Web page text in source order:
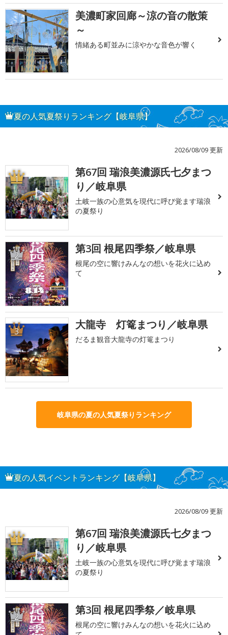
美濃町家回廊～涼の音の散策
～
情緒ある町並みに涼やかな音色が響く
夏の人気夏祭りランキング【岐阜県】
2026/08/09 更新
1
第67回 瑞浪美濃源氏七夕まつ
り／岐阜県
土岐一族の心意気を現代に呼び覚ます瑞浪
の夏祭り
2 第3回 根尾四季祭／岐阜県
根尾の空に響けみんなの想いを花火に込め
て
3 大龍寺 灯篭まつり／岐阜県
だるま観音大龍寺の灯篭まつり
岐阜県の夏の人気夏祭りランキング
夏の人気イベントランキング【岐阜県】
2026/08/09 更新
1
第67回 瑞浪美濃源氏七夕まつ
り／岐阜県
土岐一族の心意気を現代に呼び覚ます瑞浪
の夏祭り
2 第3回 根尾四季祭／岐阜県
根尾の空に響けみんなの想いを花火に込め